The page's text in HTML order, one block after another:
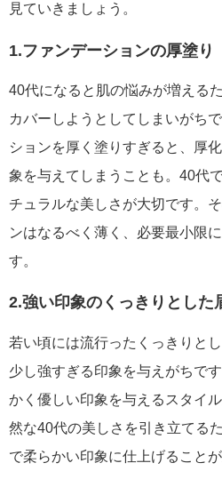
見ていきましょう。
1.ファンデーションの厚塗り
40代になると肌の悩みが増える
カバーしようとしてしまいがち
ションを厚く塗りすぎると、厚
象を与えてしまうことも。40代
チュラルな美しさが大切です。
ンはなるべく薄く、必要最小限
す。
2.強い印象のくっきりとした
若い頃には流行ったくっきりと
少し強すぎる印象を与えがちで
かく優しい印象を与えるスタイ
然な40代の美しさを引き立てる
で柔らかい印象に仕上げることが